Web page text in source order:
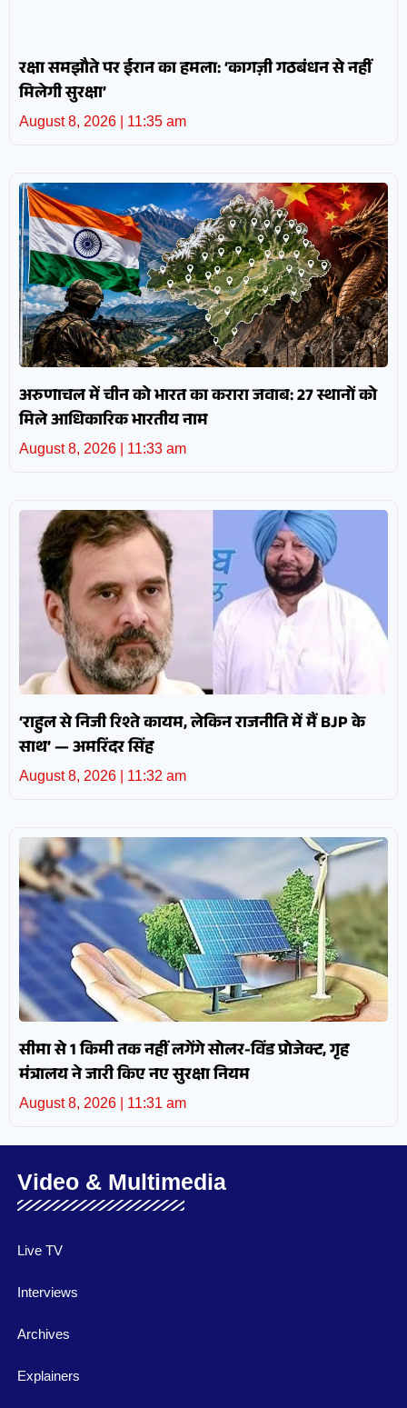
रक्षा समझौते पर ईरान का हमला: ‘कागज़ी गठबंधन से नहीं
मिलेगी सुरक्षा’
August 8, 2026 11:35 am
अरुणाचल में चीन को भारत का करारा जवाब: 27 स्थानों को
मिले आधिकारिक भारतीय नाम
August 8, 2026 11:33 am
‘राहुल से निजी रिश्ते कायम, लेकिन राजनीति में मैं BJP के
साथ’ — अमरिंदर सिंह
August 8, 2026 11:32 am
सीमा से 1 किमी तक नहीं लगेंगे सोलर-विंड प्रोजेक्ट, गृह
मंत्रालय ने जारी किए नए सुरक्षा नियम
August 8, 2026 11:31 am
Video & Multimedia
Live TV
Interviews
Archives
Explainers